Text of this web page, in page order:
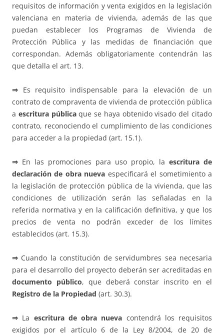
requisitos de información y venta exigidos en la legislación
valenciana en materia de vivienda, además de las que
puedan establecer los Programas de Vivienda de
Protección Pública y las medidas de financiación que
correspondan. Además obligatoriamente contendrán las
que detalla el art. 13.
⇒ Es requisito indispensable para la elevación de un
contrato de compraventa de vivienda de protección pública
a escritura públicaque se haya obtenido visado del citado
contrato, reconociendo el cumplimiento de las condiciones
para acceder a la propiedad (art. 15.1).
⇒ En las promociones para uso propio, la escritura de
declaración de obra nueva especificará el sometimiento a
la legislación de protección pública de la vivienda, que las
condiciones de utilización serán las señaladas en la
referida normativa y en la calificación definitiva, y que los
precios de venta no podrán exceder de los límites
establecidos (art. 15.3).
⇒ Cuando la constitución de servidumbres sea necesaria
para el desarrollo del proyecto deberán ser acreditadas en
documento público, que deberá constar inscrito en el
Registro de la Propiedad (art. 30.3).
⇒ La escritura de obra nueva contendrá los requisitos
exigidos por el artículo 6 de la Ley 8/2004, de 20 de